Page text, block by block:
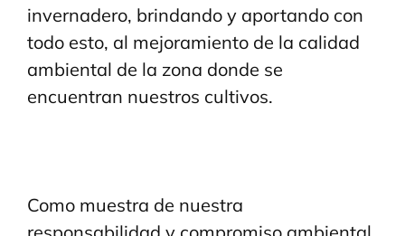
invernadero, brindando y aportando con
todo esto, al mejoramiento de la calidad
ambiental de la zona donde se
encuentran nuestros cultivos.
Como muestra de nuestra